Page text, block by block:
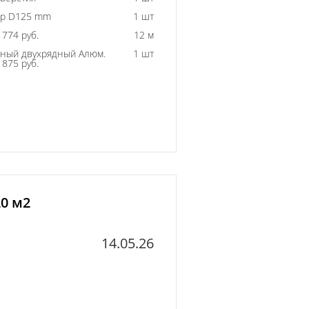
D125 mm
1 шт
руб.
12 м
двухрядный Алюм.
руб.
1 шт
м2
14.05.26